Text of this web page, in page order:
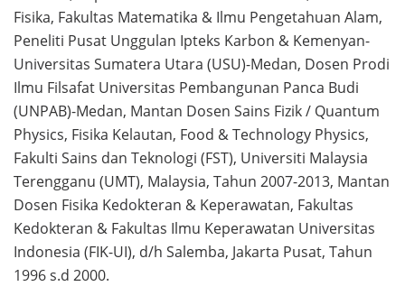
Fisika, Fakultas Matematika & Ilmu Pengetahuan Alam,
Peneliti Pusat Unggulan Ipteks Karbon & Kemenyan-
Universitas Sumatera Utara (USU)-Medan, Dosen Prodi
Ilmu Filsafat Universitas Pembangunan Panca Budi
(UNPAB)-Medan, Mantan Dosen Sains Fizik / Quantum
Physics, Fisika Kelautan, Food & Technology Physics,
Fakulti Sains dan Teknologi (FST), Universiti Malaysia
Terengganu (UMT), Malaysia, Tahun 2007-2013, Mantan
Dosen Fisika Kedokteran & Keperawatan, Fakultas
Kedokteran & Fakultas Ilmu Keperawatan Universitas
Indonesia (FIK-UI), d/h Salemba, Jakarta Pusat, Tahun
1996 s.d 2000.